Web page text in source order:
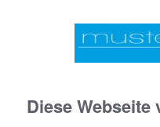
Diese